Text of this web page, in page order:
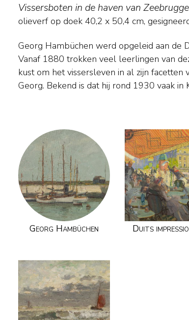
Vissersboten in de haven van Zeebrugge
olieverf op doek 40,2 x 50,4 cm,
Georg Hambüchen werd opgeleid aan de
Vanaf 1880 trokken veel leerlingen van
kust om het vissersleven in al zijn facetten
Georg. Bekend is dat hij rond 1930 vaak
gezelschap van zijn vader Wilhelm
zomers naartoe trok. Beiden schilderden
Maar werd zijn vader getrokken door
Georg Hambüchen Duits